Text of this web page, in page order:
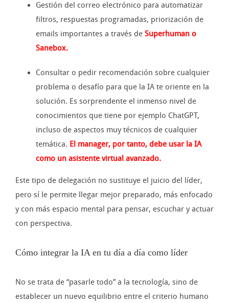
Gestión del correo electrónico para automatizar
filtros, respuestas programadas, priorización de
emails importantes a través de Superhuman o
Sanebox.
Consultar o pedir recomendación sobre cualquier
problema o desafío para que la IA te oriente en la
solución. Es sorprendente el inmenso nivel de
conocimientos que tiene por ejemplo ChatGPT,
incluso de aspectos muy técnicos de cualquier
temática. El manager, por tanto, debe usar la IA
como un asistente virtual avanzado.
Este tipo de delegación no sustituye el juicio del líder,
pero sí le permite llegar mejor preparado, más enfocado
y con más espacio mental para pensar, escuchar y actuar
con perspectiva.
Cómo integrar la IA en tu día a día como líder
No se trata de “pasarle todo” a la tecnología, sino de
establecer un nuevo equilibrio entre el criterio humano